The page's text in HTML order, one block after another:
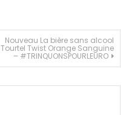
Nouveau La bière sans alcool
Tourtel Twist Orange Sanguine
– #TRINQUONSPOURLEURO